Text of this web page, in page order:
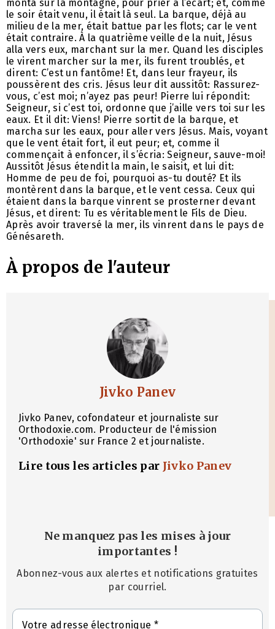
monta sur la montagne, pour prier à l’écart; et, comme
le soir était venu, il était là seul. La barque, déjà au
milieu de la mer, était battue par les flots; car le vent
était contraire. À la quatrième veille de la nuit, Jésus
alla vers eux, marchant sur la mer. Quand les disciples
le virent marcher sur la mer, ils furent troublés, et
dirent: C’est un fantôme! Et, dans leur frayeur, ils
poussèrent des cris. Jésus leur dit aussitôt: Rassurez-
vous, c’est moi; n’ayez pas peur! Pierre lui répondit:
Seigneur, si c’est toi, ordonne que j’aille vers toi sur les
eaux. Et il dit: Viens! Pierre sortit de la barque, et
marcha sur les eaux, pour aller vers Jésus. Mais, voyant
que le vent était fort, il eut peur; et, comme il
commençait à enfoncer, il s’écria: Seigneur, sauve-moi!
Aussitôt Jésus étendit la main, le saisit, et lui dit:
Homme de peu de foi, pourquoi as-tu douté? Et ils
montèrent dans la barque, et le vent cessa. Ceux qui
étaient dans la barque vinrent se prosterner devant
Jésus, et dirent: Tu es véritablement le Fils de Dieu.
Après avoir traversé la mer, ils vinrent dans le pays de
Génésareth.
À propos de l'auteur
Jivko Panev
Jivko Panev, cofondateur et journaliste sur
Orthodoxie.com. Producteur de l'émission
'Orthodoxie' sur France 2 et journaliste.
Lire tous les articles par Jivko Panev
Ne manquez pas les mises à jour
importantes !
Abonnez-vous aux alertes et notifications gratuites
par courriel.